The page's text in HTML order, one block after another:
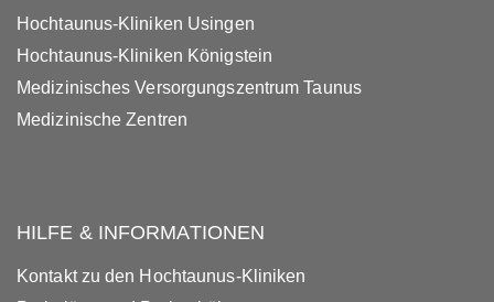
Hochtaunus-Kliniken Usingen
Hochtaunus-Kliniken Königstein
Medizinisches Versorgungszentrum Taunus
Medizinische Zentren
HILFE & INFORMATIONEN
Kontakt zu den Hochtaunus-Kliniken